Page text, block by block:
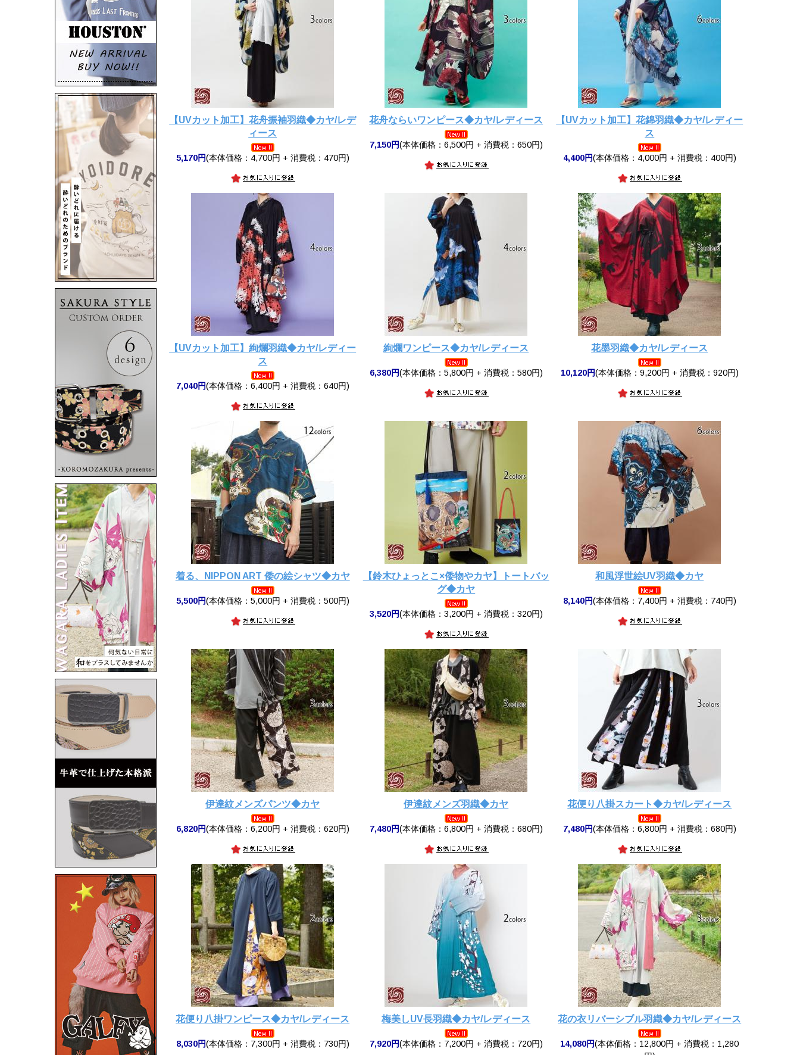
【UVカット加工】花舟振袖羽織◆カヤ/レデ
ィース
5,170円(本体価格：4,700円 + 消費税：470円)
花舟ならいワンピース◆カヤ/レディース
7,150円(本体価格：6,500円 + 消費税：650円)
【UVカット加工】花錦羽織◆カヤ/レディー
ス
4,400円(本体価格：4,000円 + 消費税：400円)
【UVカット加工】絢爛羽織◆カヤ/レディー
ス
7,040円(本体価格：6,400円 + 消費税：640円)
絢爛ワンピース◆カヤ/レディース
6,380円(本体価格：5,800円 + 消費税：580円)
花墨羽織◆カヤ/レディース
10,120円(本体価格：9,200円 + 消費税：920円)
着る、NIPPON ART 倭の絵シャツ◆カヤ
5,500円(本体価格：5,000円 + 消費税：500円)
【鈴木ひょっとこ×倭物やカヤ】トートバッ
グ◆カヤ
3,520円(本体価格：3,200円 + 消費税：320円)
和風浮世絵UV羽織◆カヤ
8,140円(本体価格：7,400円 + 消費税：740円)
伊達紋メンズパンツ◆カヤ
6,820円(本体価格：6,200円 + 消費税：620円)
伊達紋メンズ羽織◆カヤ
7,480円(本体価格：6,800円 + 消費税：680円)
花便り八掛スカート◆カヤ/レディース
7,480円(本体価格：6,800円 + 消費税：680円)
花便り八掛ワンピース◆カヤ/レディース
8,030円(本体価格：7,300円 + 消費税：730円)
梅美しUV長羽織◆カヤ/レディース
7,920円(本体価格：7,200円 + 消費税：720円)
花の衣リバーシブル羽織◆カヤ/レディース
14,080円(本体価格：12,800円 + 消費税：1,280